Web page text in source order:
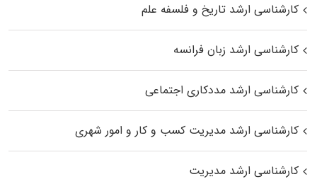
کارشناسی ارشد تاریخ و فلسفه علم
کارشناسی ارشد زبان فرانسه
کارشناسی ارشد مددکاری اجتماعی
کارشناسی ارشد مدیریت کسب و کار و امور شهری
کارشناسی ارشد مدیریت